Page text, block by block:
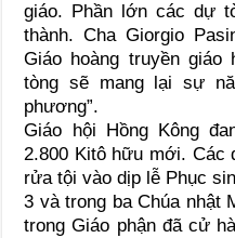
giáo. Phần lớn các dự
thành. Cha Giorgio
Giáo hoàng truyền giáo
tòng sẽ mang lại sự
phương”.
Giáo hội Hồng Kông
2.800 Kitô hữu mới. Các
rửa tội vào dịp lễ Phục
3 và trong ba Chúa nhật
trong Giáo phận đã cử